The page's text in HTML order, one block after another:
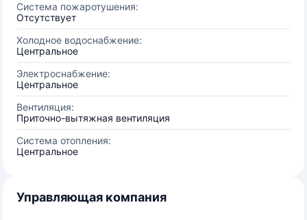
Система пожаротушения:
Отсутствует
Холодное водоснабжение:
Центральное
Электроснабжение:
Центральное
Вентиляция:
Приточно-вытяжная вентиляция
Система отопления:
Центральное
Управляющая компания